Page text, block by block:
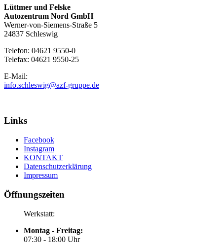
Lüttmer und Felske
Autozentrum Nord GmbH
Werner-von-Siemens-Straße 5
24837 Schleswig
Telefon: 04621 9550-0
Telefax: 04621 9550-25
E-Mail:
info.schleswig@azf-gruppe.de
Links
Facebook
Instagram
KONTAKT
Datenschutzerklärung
Impressum
Öffnungszeiten
Werkstatt:
Montag - Freitag:
07:30 - 18:00 Uhr